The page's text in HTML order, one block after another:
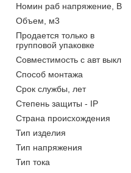
Номин раб напряжение, В
Объем, м3
Продается только в
групповой упаковке
Совместимость с авт выкл
Способ монтажа
Срок службы, лет
Степень защиты - IP
Страна происхождения
Тип изделия
Тип напряжения
Тип тока